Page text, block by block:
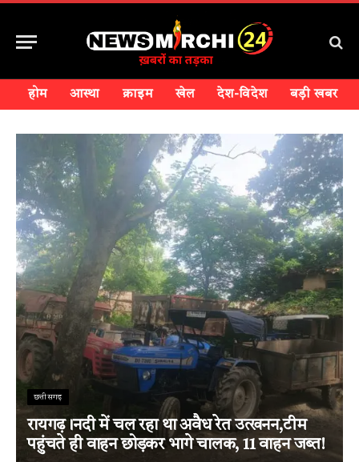
होम आस्था क्राइम खेल देश-विदेश बड़ी खबर
छत्तीसगढ़
रायगढ़।नदी में चल रहा था अवैध रेत उत्खनन,टीम
पहुंचते ही वाहन छोड़कर भागे चालक, 11 वाहन जब्त!